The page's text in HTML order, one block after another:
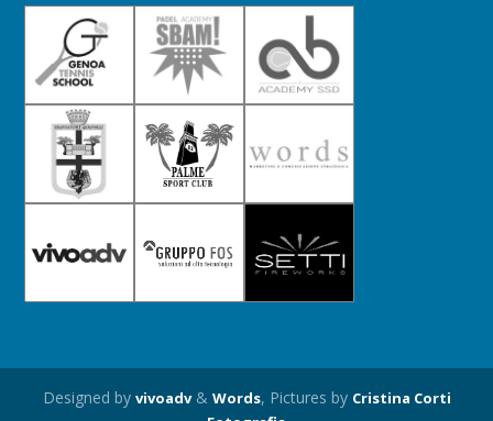
Designed by vivoadv& Words, Pictures by Cristina Corti